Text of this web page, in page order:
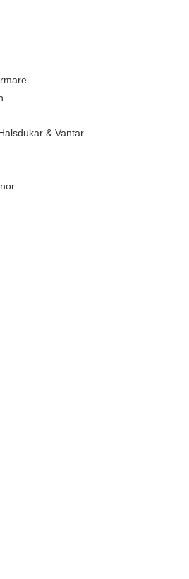
& Vantar